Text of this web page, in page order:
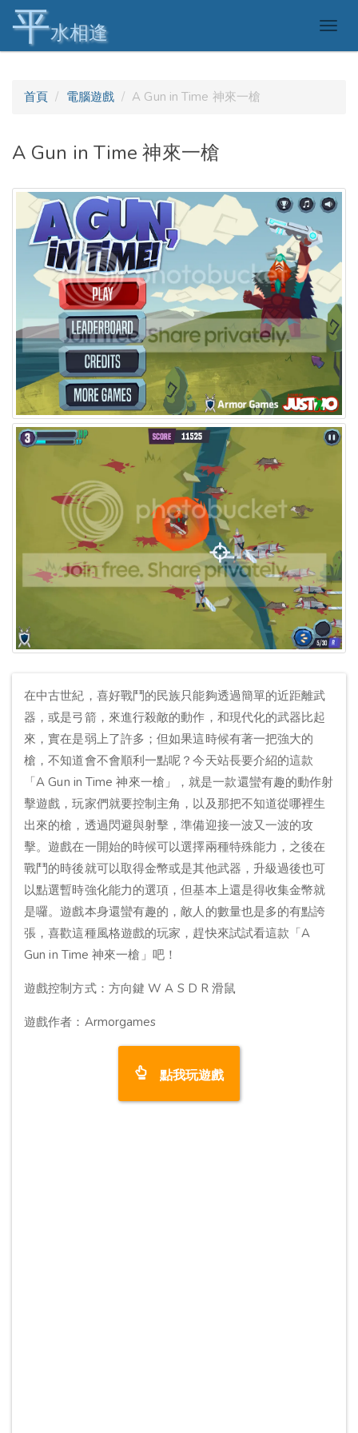
平水相逢
首頁 電腦遊戲 A Gun in Time 神來一槍
A Gun in Time 神來一槍
在中古世紀，喜好戰鬥的民族只能夠透過簡單的近距離武
器，或是弓箭，來進行殺敵的動作，和現代化的武器比起
來，實在是弱上了許多；但如果這時候有著一把強大的
槍，不知道會不會順利一點呢？今天站長要介紹的這款
「A Gun in Time 神來一槍」，就是一款還蠻有趣的動作射
擊遊戲，玩家們就要控制主角，以及那把不知道從哪裡生
出來的槍，透過閃避與射擊，準備迎接一波又一波的攻
擊。遊戲在一開始的時候可以選擇兩種特殊能力，之後在
戰鬥的時後就可以取得金幣或是其他武器，升級過後也可
以點選暫時強化能力的選項，但基本上還是得收集金幣就
是囉。遊戲本身還蠻有趣的，敵人的數量也是多的有點誇
張，喜歡這種風格遊戲的玩家，趕快來試試看這款「A
Gun in Time 神來一槍」吧！
遊戲控制方式：方向鍵 W A S D R 滑鼠
遊戲作者：Armorgames
點我玩遊戲